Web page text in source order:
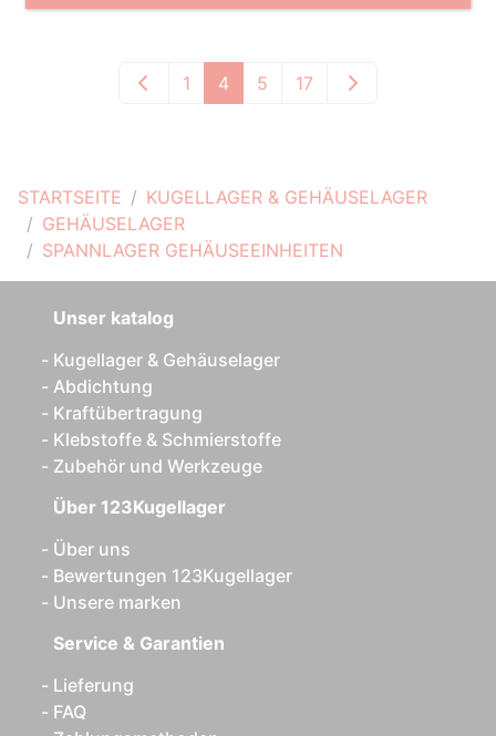
STARTSEITE
KUGELLAGER & GEHÄUSELAGER
GEHÄUSELAGER
SPANNLAGER GEHÄUSEEINHEITEN
1 4 5 17
Unser katalog
Kugellager & Gehäuselager
Abdichtung
Kraftübertragung
Klebstoffe & Schmierstoffe
Zubehör und Werkzeuge
Über 123Kugellager
Über uns
Bewertungen 123Kugellager
Unsere marken
Service & Garantien
Lieferung
FAQ